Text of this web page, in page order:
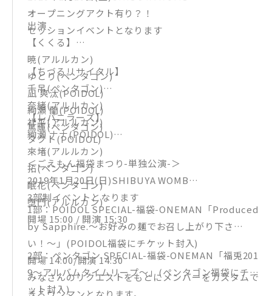
しかも全て「福袋限定の新作商品」となります！
予約期間：10月22日(月)12:00〜10月31日(水)22:00ま
で！
商品は12月中旬より随時発送いたします。
数に限りがございますのでお早めのご予約をお願いい
たします！
ご予約の際には必ず受注規約をお読みください。
予約上限数に達した場合、期間内でも予約受付を終了
とさせていただきます。
オープニングアクト有り？！
セッションイベントとなります
出演
【くくる】
暁(アルルカン)
ゆとり(ペンタゴン)
凪 爽汰(POIDOL)
絢瀬 蘭(POIDOL)
篤輝(ペンタゴン)
【ちづるリサイタル】
千吊(ペンタゴン)
奈緒(アルルカン)
祥平(アルルカン)
タクト(POIDOL)
【レバニラーズ】
絢瀬 ナナ(POIDOL)
來堵(アルルカン)
拓(ペンタゴン)
眠花(ペンタゴン)
堕門(アルルカン)
開場 15:00 / 開演 15:30
＜ごえもん福袋まつり-単独公演-＞
2019年1月20日(日)SHIBUYA WOMB
3部制イベントとなります
1部：POIDOL SPECIAL-福袋-ONEMAN「Produced
by Sapphire.〜お好みの麺でお召し上がり下さ
い！〜」(POIDOL福袋にチケット封入)
開場 14:00/開演 14:30
みなさんのリクエストをもとにメンバーをカスタムで
2部：ペンタゴン SPECIAL-福袋-ONEMAN「福兎201
9〜アルバムタイムリープ〜」(ペンタゴン福袋にチケ
ット封入)